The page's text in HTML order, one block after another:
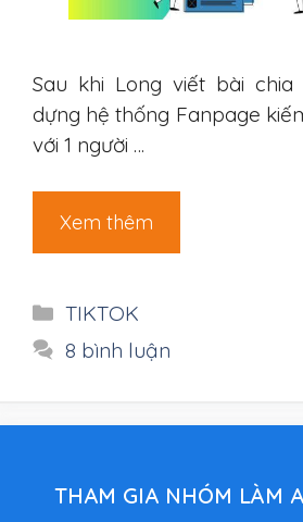
Sau khi Long viết bài
dựng hệ thống Fanpage
với 1 người …
Xem thêm
Danh
mục
TIKTOK
8 bình luận
THAM GIA NHÓM LÀM